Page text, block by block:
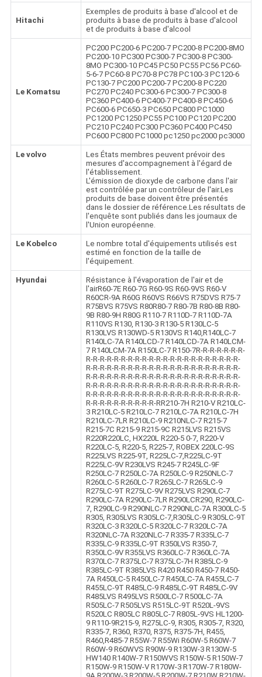
Hitachi
Exemples de produits à base d'alcool et de
produits à base de produits à base d'alcool
et de produits à base d'alcool
Le Komatsu
PC200 PC200-6 PC200-7 PC200-8 PC200-8MO
PC200-10 PC300 PC300-7 PC300-8 PC300-
8MO PC300-10 PC45 PC50 PC55 PC56 PC60-
5-6-7 PC60-8 PC70-8 PC78 PC100-3 PC120-6
PC130-7 PC200 PC200-7 PC200-8 PC220
PC270 PC240 PC300-6 PC300-7 PC300-8
PC360 PC400-6 PC400-7 PC400-8 PC450-6
PC600-6 PC650-3 PC650 PC800 PC1000
PC1200 PC1250 PC55 PC100 PC120 PC200
PC210 PC240 PC300 PC360 PC400 PC450
PC600 PC800 PC1000 pc1250 pc2000 pc3000
Le volvo
Les États membres peuvent prévoir des
mesures d'accompagnement à l'égard de
l'établissement.
L'émission de dioxyde de carbone dans l'air
est contrôlée par un contrôleur de l'air.Les
produits de base doivent être présentés
dans le dossier de référence.Les résultats de
l'enquête sont publiés dans les journaux de
l'Union européenne.
Le Kobelco
Le nombre total d'équipements utilisés est
estimé en fonction de la taille de
l'équipement.
Hyundai
Résistance à l'évaporation de l'air et de
l'airR60-7E R60-7G R60-9S R60-9VS R60-V
R60CR-9A R60G R60VS R66VS R75DVS R75-7
R75BVS R75VS R80R80-7 R80-7B R80-8B R80-
9B R80-9H R80G R110-7 R110D-7 R110D-7A
R110VS R130, R130-3 R130-5 R130LC-5
R130LVS R130WD-5 R130VS R140,R140LC-7
R140LC-7A R140LCD-7 R140LCD-7A R140LCM-
7 R140LCM-7A R150LC-7 R150-7R-R-R-R-R-R-R-
R-R-R-R-R-R-R-R-R-R-R-R-R-R-R-R-R-R-R-R-R-R-
R-R-R-R-R-R-R-R-R-R-R-R-R-R-R-R-R-R-R-R-R-R-
R-R-R-R-R-R-R-R-R-R-R-R-R-R-R-R-R-R-R-R-R-R-
R-R-R-R-R-R-R-R-R-R-R-R-R-R-R-R-R-R-R-R-R-R-
R-R-R-R-R-R-R-R-R-R-R-R-R-R-R-R-R-R-R-R-R-R-
R-R-R-R-R-R-R-R-R-R-RR210-7H R210-V R210LC-
3 R210LC-5 R210LC-7 R210LC-7A R210LC-7H
R210LC-7LR R210LC-9 R210NLC-7 R215-7
R215-7C R215-9 R215-9C R215LVS R215VS
R220R220LC, HX220L R220-5 0-7, R220-V
R220LC-5, R220-5, R225-7, ROBEX 220LC-9S
R225LVS R225-9T, R225LC-7,R225LC-9T
R225LC-9V R230LVS R245-7 R245LC-9F
R250LC-7 R250LC-7A R250LC-9 R250NLC-7
R260LC-5 R260LC-7 R265LC-7 R265LC-9
R275LC-9T R275LC-9V R275LVS R290LC-7
R290LC-7A R290LC-7LR R290LCR290, R290LC-
7, R290LC-9 R290NLC-7 R290NLC-7A R300LC-5
R305, R305LVS R305LC-7,R305LC-9 R305LC-9T
R320LC-3 R320LC-5 R320LC-7 R320LC-7A
R320NLC-7A R320NLC-7 R335-7 R335LC-7
R335LC-9 R335LC-9T R350LVS R350-7,
R350LC-9V R355LVS R360LC-7 R360LC-7A
R370LC-7 R375LC-7 R375LC-7H R385LC-9
R385LC-9T R385LVS R420 R450 R450-7 R450-
7A R450LC-5 R450LC-7 R450LC-7A R455LC-7
R455LC-9T R485LC-9 R485LC-9T R485LC-9V
R485LVS R495LVS R500LC-7 R500LC-7A
R505LC-7 R505LVS R515LC-9T R520L-9VS
R520LC R805LC R805LC-7 R805L-9VS HL1200-
9 R110-9R215-9, R275LC-9, R305, R305-7, R320,
R335-7, R360, R370, R375, R375-7H, R455,
R460,R485-7 R55W-7 R55Wi R60W-5 R60W-7
R60W-9 R60WVS R90W-9 R130W-3 R130W-5
HW140 R140W-7 R150WVS R150W-5 R150W-7
R150W-9 R150W-V R170W-3 R170W-7 R180W-